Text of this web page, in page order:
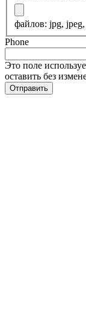
файлов: jpg,
Phone
Это поле
оставить без